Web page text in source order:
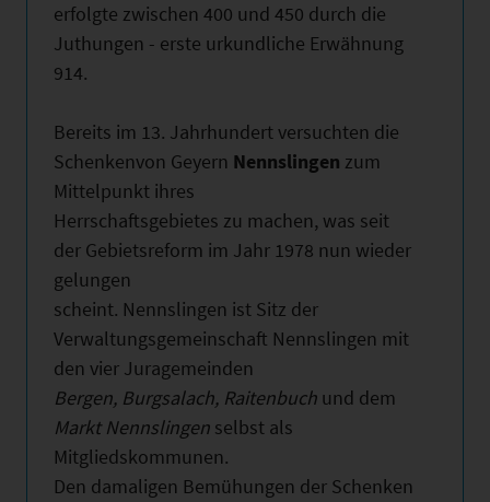
erfolgte zwischen 400 und 450 durch die
Juthungen - erste urkundliche Erwähnung
914.
Bereits im 13. Jahrhundert versuchten die
Schenkenvon Geyern Nennslingen zum
Mittelpunkt ihres
Herrschaftsgebietes zu machen, was seit
der Gebietsreform im Jahr 1978 nun wieder
gelungen
scheint. Nennslingen ist Sitz der
Verwaltungsgemeinschaft Nennslingen mit
den vier Juragemeinden
Bergen, Burgsalach, Raitenbuch und dem
Markt Nennslingen selbst als
Mitgliedskommunen.
Den damaligen Bemühungen der Schenken